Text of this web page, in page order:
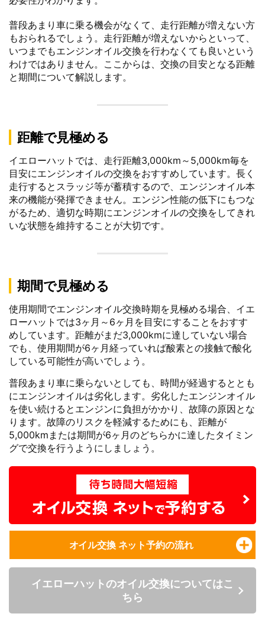
普段あまり車に乗る機会がなくて、走行距離が増えない方
もおられるでしょう。走行距離が増えないからといって、
いつまでもエンジンオイル交換を行わなくても良いという
わけではありません。ここからは、交換の目安となる距離
と期間について解説します。
距離で見極める
イエローハットでは、走行距離3,000km～5,000km毎を
目安にエンジンオイルの交換をおすすめしています。長く
走行するとスラッジ等が蓄積するので、エンジンオイル本
来の機能が発揮できません。エンジン性能の低下にもつな
がるため、適切な時期にエンジンオイルの交換をしてきれ
いな状態を維持することが大切です。
期間で見極める
使用期間でエンジンオイル交換時期を見極める場合、イエ
ローハットでは3ヶ月～6ヶ月を目安にすることをおすす
めしています。距離がまだ3,000kmに達していない場合
でも、使用期間が6ヶ月経っていれば酸素との接触で酸化
している可能性が高いでしょう。
普段あまり車に乗らないとしても、時間が経過するととも
にエンジンオイルは劣化します。劣化したエンジンオイル
を使い続けるとエンジンに負担がかかり、故障の原因とな
ります。故障のリスクを軽減するためにも、距離が
5,000kmまたは期間が6ヶ月のどちらかに達したタイミン
グで交換を行うようにしましょう。
オイル交換 ネット予約の流れ
イエローハットのオイル交換についてはこ
ちら